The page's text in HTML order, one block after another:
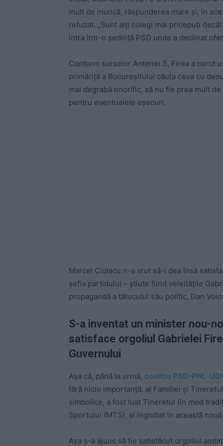
mult de muncă, răspunderea mare și, în
refuzat. „Sunt alți colegi mai pricepuți
intra într-o ședință PSD unde a declinat
Conform surselor Antenei 3, Firea a cerut
primăriță a Bucureștiului căuta ceva cu
mai degrabă onorific, să nu fie prea mult
pentru eventualele eșecuri.
Marcel Ciolacu n-a vrut să-i dea însă
șefia partidului – știute fiind veleitățile
propagandă a tătucului său politic, Dan
S-a inventat un minister nou-
satisface orgoliul Gabrielei
Guvernului
Așa că, până la urmă, coaliția PSD-PNL-
fără nicio importanță: al Familiei și
simbolice, a fost luat Tineretul (în mod
Sportului (MTS), și înglobat în această
Așa s-a ajuns să fie satisfăcut orgoliul